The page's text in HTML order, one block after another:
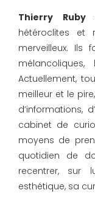
Thierry Ruby
hétéroclites et
merveilleux. Ils
Actuellement,
meilleur et le
d’informations,
cabinet de
moyens de
quotidien de
recentrer, sur
esthétique, sa